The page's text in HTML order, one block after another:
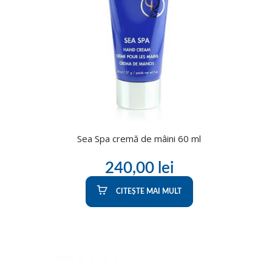
Sea Spa cremă de mâini 60 ml
240,00 lei
CITEȘTE MAI MULT